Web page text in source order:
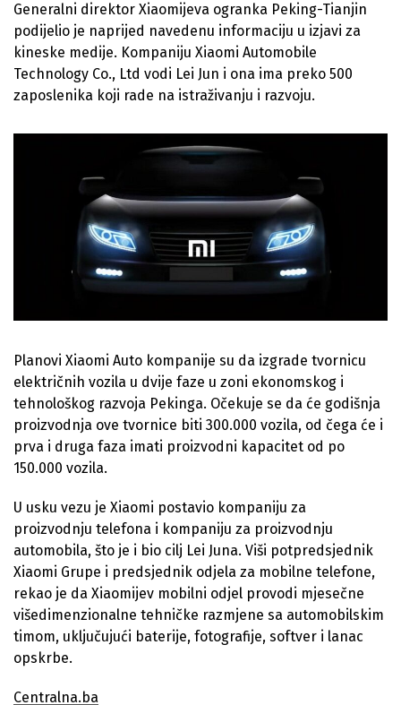
Generalni direktor Xiaomijeva ogranka Peking-Tianjin
podijelio je naprijed navedenu informaciju u izjavi za
kineske medije. Kompaniju Xiaomi Automobile
Technology Co., Ltd vodi Lei Jun i ona ima preko 500
zaposlenika koji rade na istraživanju i razvoju.
Planovi Xiaomi Auto kompanije su da izgrade tvornicu
električnih vozila u dvije faze u zoni ekonomskog i
tehnološkog razvoja Pekinga. Očekuje se da će godišnja
proizvodnja ove tvornice biti 300.000 vozila, od čega će i
prva i druga faza imati proizvodni kapacitet od po
150.000 vozila.
U usku vezu je Xiaomi postavio kompaniju za
proizvodnju telefona i kompaniju za proizvodnju
automobila, što je i bio cilj Lei Juna. Viši potpredsjednik
Xiaomi Grupe i predsjednik odjela za mobilne telefone,
rekao je da Xiaomijev mobilni odjel provodi mjesečne
višedimenzionalne tehničke razmjene sa automobilskim
timom, uključujući baterije, fotografije, softver i lanac
opskrbe.
Centralna.ba